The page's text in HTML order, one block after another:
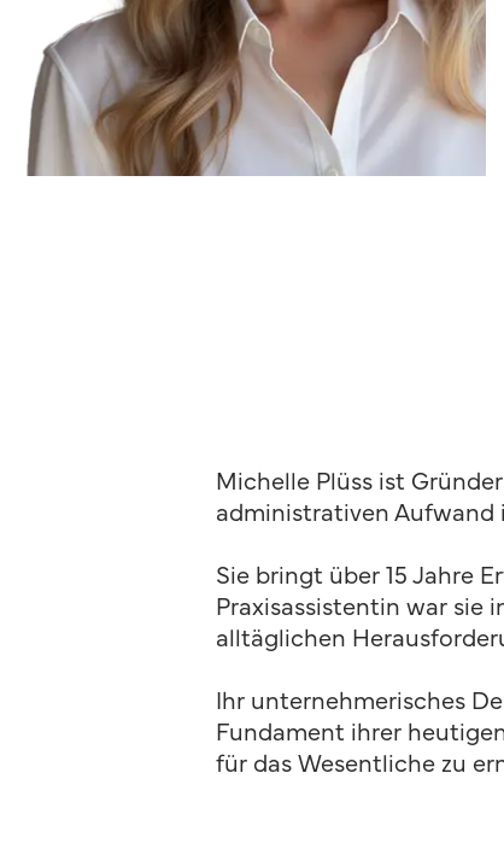
Michelle Plüss ist
administrativen Aufwand
Sie bringt über 15 Jahre
Praxisassistentin war sie
alltäglichen
Ihr unternehmerisches
Fundament ihrer
für das Wesentliche zu